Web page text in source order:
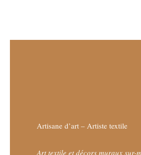
Artisane d’art – Artiste textile
Art textile et décors muraux sur-